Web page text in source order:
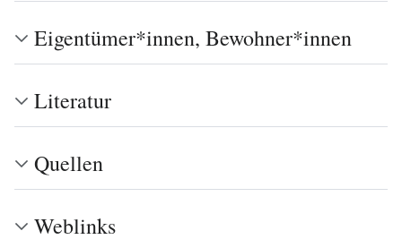
Eigentümer*innen, Bewohner*innen
Literatur
Quellen
Weblinks